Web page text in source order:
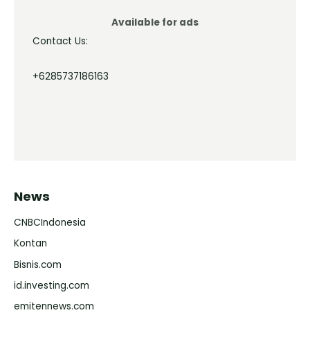
Available for ads
Contact Us:
+6285737186163
News
CNBCIndonesia
Kontan
Bisnis.com
id.investing.com
emitennews.com